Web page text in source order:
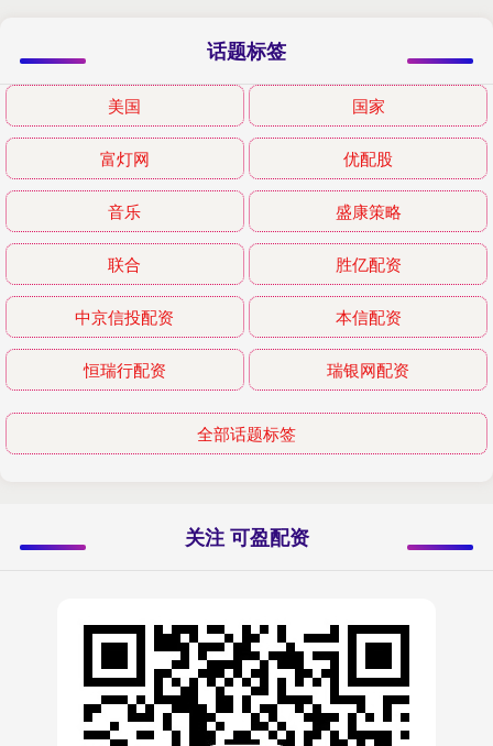
话题标签
美国 国家
富灯网 优配股
音乐 盛康策略
联合 胜亿配资
中京信投配资 本信配资
恒瑞行配资 瑞银网配资
全部话题标签
关注 可盈配资